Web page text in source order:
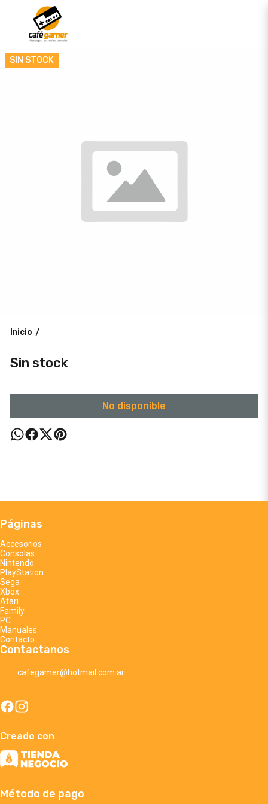
SIN STOCK
Inicio /
Sin stock
No disponible
Páginas
Accesorios
Consolas
Nintendo
PlayStation
Sega
Xbox
Atari
Family
PC
Manuales
Contacto
Contactanos
cafegamer@hotmail.com.ar
Creado con
Método de pago